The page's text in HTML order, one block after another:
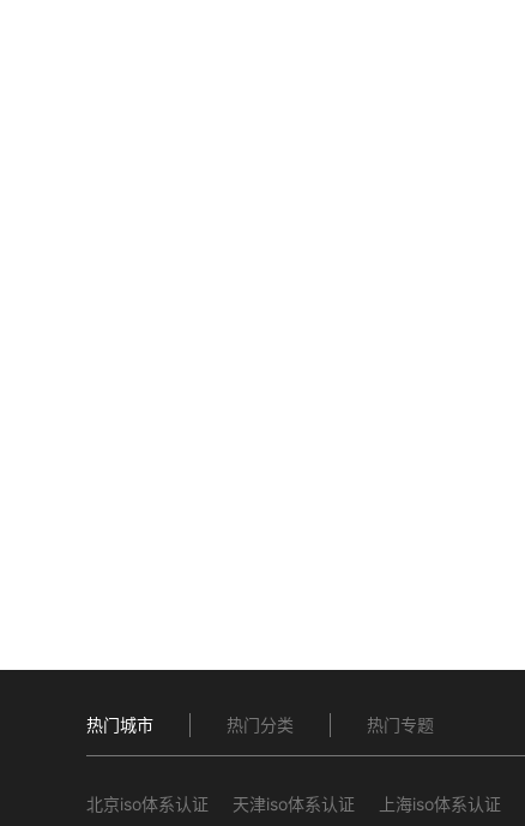
热门城市 热门分类 热门专题
北京iso体系认证 天津iso体系认证 上海iso体系认证